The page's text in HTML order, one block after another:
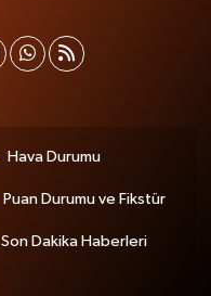
Hava Durumu
Puan Durumu ve Fikstür
Son Dakika Haberleri